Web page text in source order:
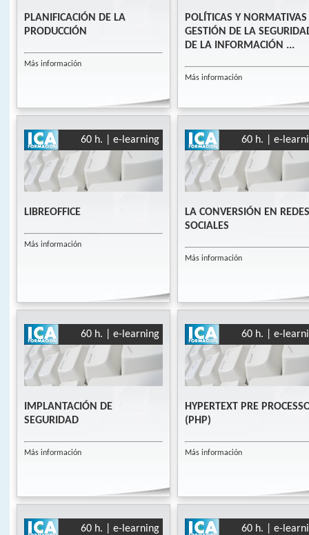
PLANIFICACIÓN DE LA
PRODUCCIÓN
Más información
POLÍTICAS Y NORMATIVAS
GESTIÓN DE LA
DE LA INFORMACIÓN ...
Más información
60 h. | e-learning
LIBREOFFICE
Más información
60 h. | e-
LA CONVERSIÓN EN REDES
SOCIALES
Más información
60 h. | e-learning
IMPLANTACIÓN DE
SEGURIDAD
Más información
60 h. | e-
HYPERTEXT PRE
(PHP)
Más información
60 h. | e-learning 60 h. | e-